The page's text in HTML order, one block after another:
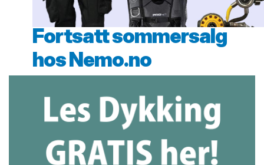
Fortsatt sommersalg
hos Nemo.no